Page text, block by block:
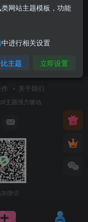
关于我们
主题强力驱动.
微信
网站主题模板，功能
中进行相关设置
主题 立即设置